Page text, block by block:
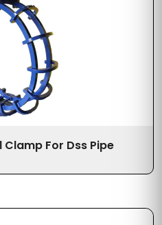
For Dss Pipe